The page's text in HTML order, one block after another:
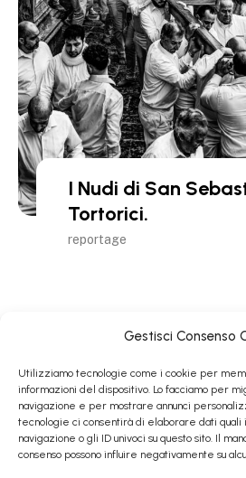
Gestisci Consenso
Utilizziamo tecnologie come i cookie per
informazioni del dispositivo. Lo facciamo per
navigazione e per mostrare annunci
tecnologie ci consentirà di elaborare dati quali
navigazione o gli ID univoci su questo sito. Il
consenso possono influire negativamente su
I Nudi di San
Tortorici.
reportage
Twitter Facebook